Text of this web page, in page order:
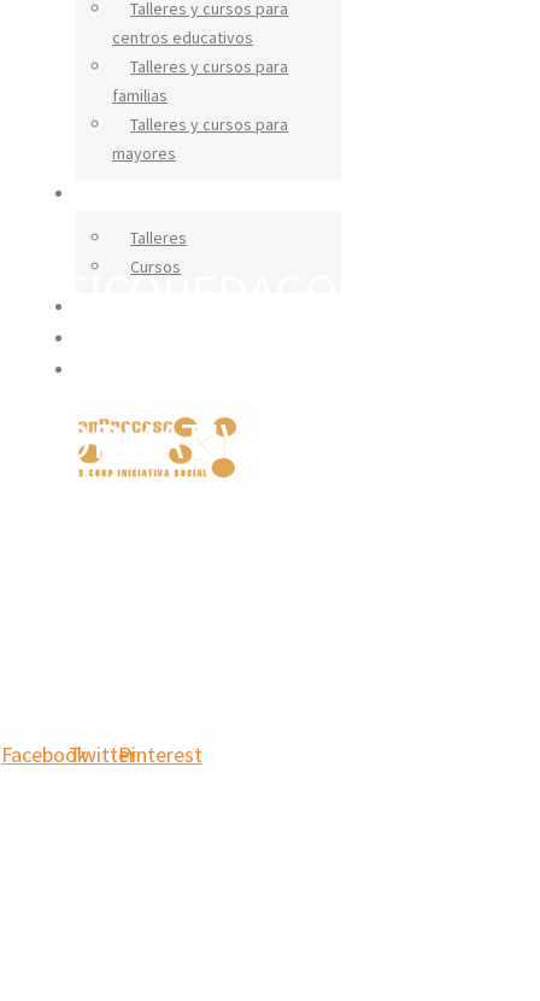
Talleres y cursos para
centros educativos
Talleres y cursos para
familias
Talleres y cursos para
mayores
Talleres
Cursos
PSICOPEDAGOGÍA,
EDUCACIÓN Y
PROCESOS
FORMATIVOS
FacebookTwitterPinterest